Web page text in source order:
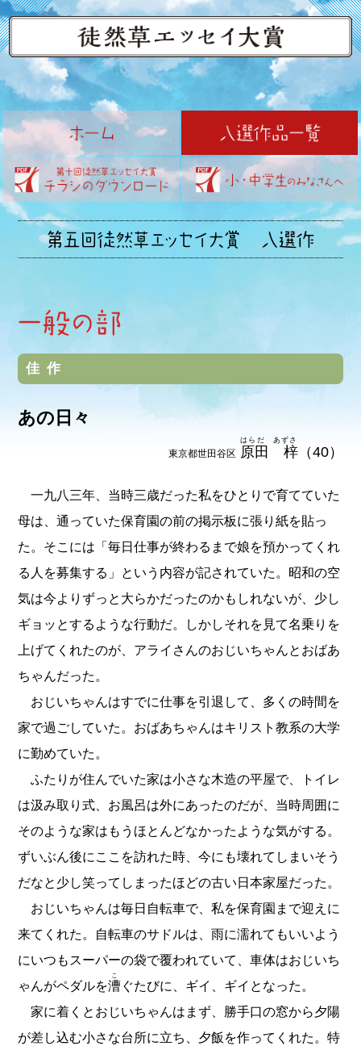
佳作
あの日々
東京都世田谷区 原田 梓
はらだ あずさ
（40）
一九八三年、当時三歳だった私をひとりで育てていた
母は、通っていた保育園の前の掲示板に張り紙を貼っ
た。そこには「毎日仕事が終わるまで娘を預かってくれ
る人を募集する」という内容が記されていた。昭和の空
気は今よりずっと大らかだったのかもしれないが、少し
ギョッとするような行動だ。しかしそれを見て名乗りを
上げてくれたのが、アライさんのおじいちゃんとおばあ
ちゃんだった。
おじいちゃんはすでに仕事を引退して、多くの時間を
家で過ごしていた。おばあちゃんはキリスト教系の大学
に勤めていた。
ふたりが住んでいた家は小さな木造の平屋で、トイレ
は汲み取り式、お風呂は外にあったのだが、当時周囲に
そのような家はもうほとんどなかったような気がする。
ずいぶん後にここを訪れた時、今にも壊れてしまいそう
だなと少し笑ってしまったほどの古い日本家屋だった。
おじいちゃんは毎日自転車で、私を保育園まで迎えに
来てくれた。自転車のサドルは、雨に濡れてもいいよう
にいつもスーパーの袋で覆われていて、車体はおじいち
ゃんがペダルを漕
こ
ぐたびに、ギイ、ギイとなった。
家に着くとおじいちゃんはまず、勝手口の窓から夕陽
が差し込む小さな台所に立ち、夕飯を作ってくれた。特